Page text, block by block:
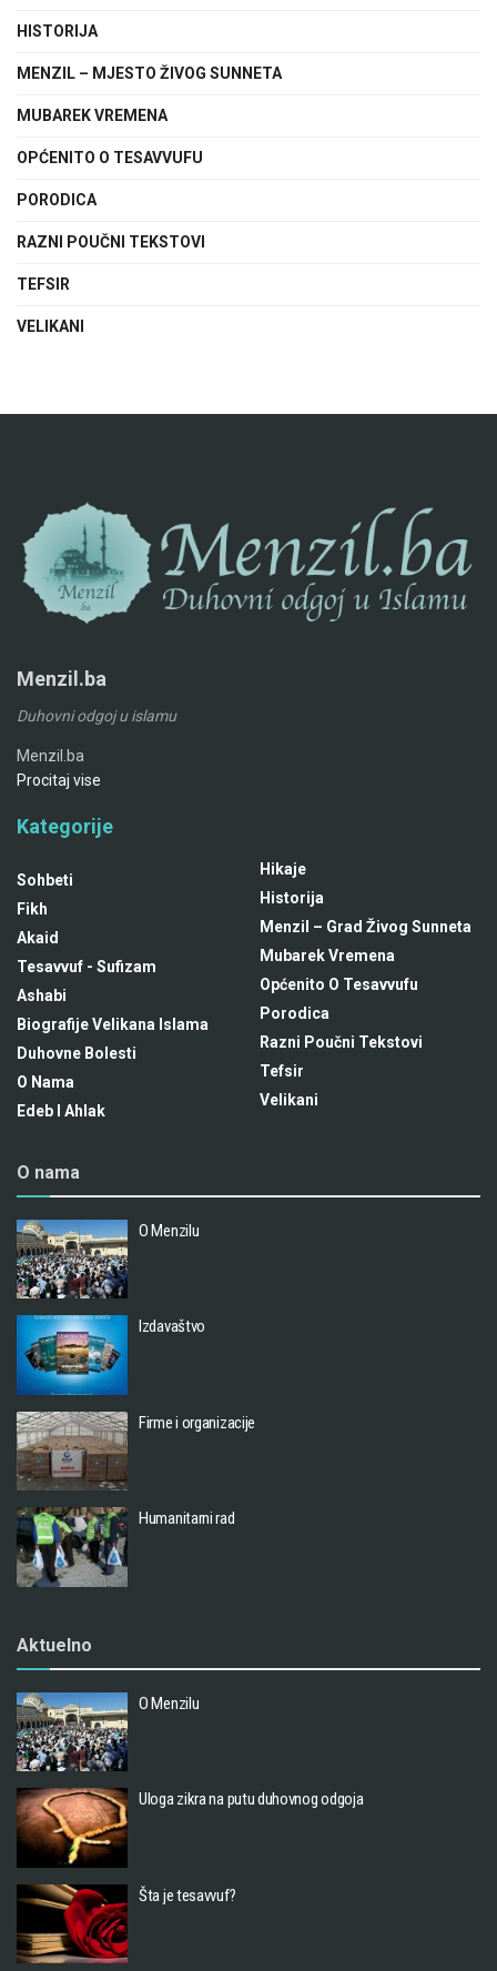
HISTORIJA
MENZIL – MJESTO ŽIVOG SUNNETA
MUBAREK VREMENA
OPĆENITO O TESAVVUFU
PORODICA
RAZNI POUČNI TEKSTOVI
TEFSIR
VELIKANI
Menzil.ba
Duhovni odgoj u islamu
Menzil.ba
Procitaj vise
Kategorije
Sohbeti
Fikh
Akaid
Tesavvuf - Sufizam
Ashabi
Biografije Velikana Islama
Duhovne Bolesti
O Nama
Edeb I Ahlak
Hikaje
Historija
Menzil – Grad Živog Sunneta
Mubarek Vremena
Općenito O Tesavvufu
Porodica
Razni Poučni Tekstovi
Tefsir
Velikani
O nama
O Menzilu
Izdavaštvo
Firme i organizacije
Humanitarni rad
Aktuelno
O Menzilu
Uloga zikra na putu duhovnog odgoja
Šta je tesavvuf?